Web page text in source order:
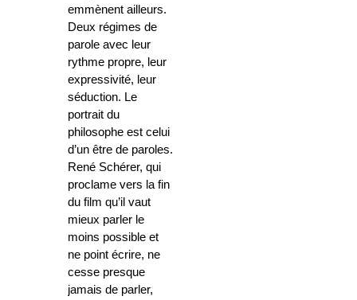
emmènent ailleurs.
Deux régimes de
parole avec leur
rythme propre, leur
expressivité, leur
séduction. Le
portrait du
philosophe est celui
d’un être de paroles.
René Schérer, qui
proclame vers la fin
du film qu’il vaut
mieux parler le
moins possible et
ne point écrire, ne
cesse presque
jamais de parler,